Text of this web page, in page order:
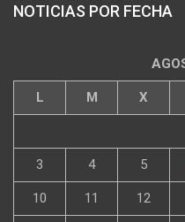
NOTICIAS POR FECHA
L M X
3 4 5
10 11 12